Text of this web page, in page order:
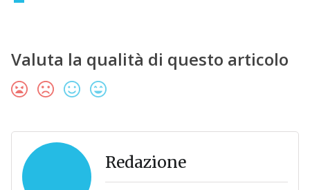
Valuta la qualità di questo articolo
Redazione